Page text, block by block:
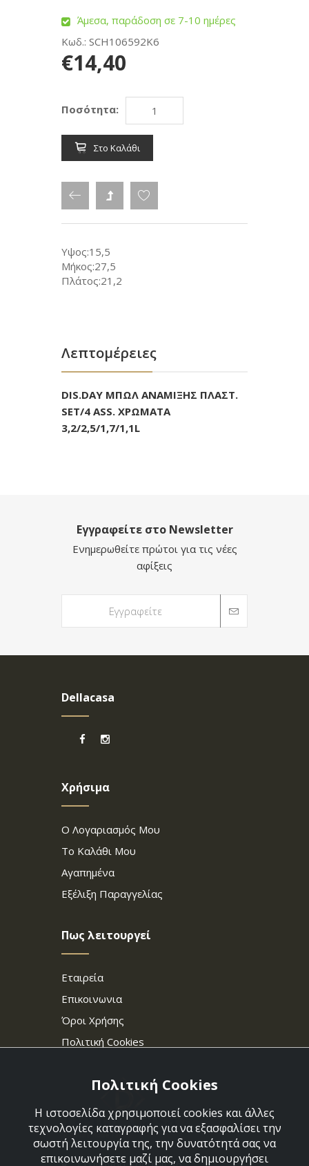
Άμεσα, παράδοση σε 7-10 ημέρες
Κωδ.: SCH106592K6
€14,40
Ποσότητα:
Στο Καλάθι
Υψος:15,5
Μήκος:27,5
Πλάτος:21,2
Λεπτομέρειες
DIS.DAY ΜΠΩΛ ΑΝΑΜΙΞΗΣ ΠΛΑΣΤ.
SET/4 ASS. ΧΡΩΜΑΤΑ
3,2/2,5/1,7/1,1L
Εγγραφείτε στο Newsletter
Ενημερωθείτε πρώτοι για τις νέες
αφίξεις
Dellacasa
Χρήσιμα
Ο Λογαριασμός Μου
Το Καλάθι Μου
Αγαπημένα
Εξέλιξη Παραγγελίας
Πως λειτουργεί
Εταιρεία
Επικοινωνια
Όροι Χρήσης
Πολιτική Cookies
Πολιτική Cookies
Η ιστοσελίδα χρησιμοποιεί cookies και άλλες
τεχνολογίες καταγραφής για να εξασφαλίσει την
σωστή λειτουργία της, την δυνατότητά σας να
επικοινωνήσετε μαζί μας, να δημιουργήσει